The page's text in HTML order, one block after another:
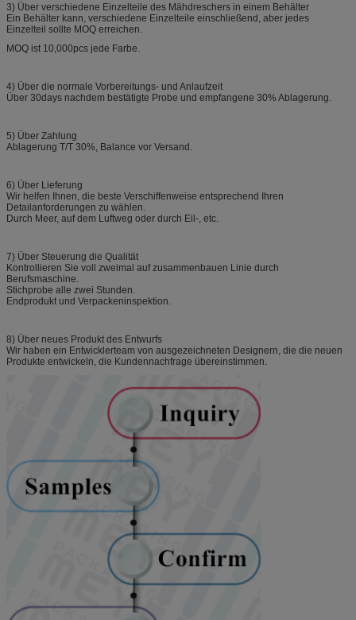
3) Über verschiedene Einzelteile des Mähdreschers in einem Behälter
Ein Behälter kann, verschiedene Einzelteile einschließend, aber jedes
Einzelteil sollte MOQ erreichen.
MOQ ist 10,000pcs jede Farbe.
4) Über die normale Vorbereitungs- und Anlaufzeit
Über 30days nachdem bestätigte Probe und empfangene 30% Ablagerung.
5) Über Zahlung
Ablagerung T/T 30%, Balance vor Versand.
6) Über Lieferung
Wir helfen Ihnen, die beste Verschiffenweise entsprechend Ihren
Detailanforderungen zu wählen.
Durch Meer, auf dem Luftweg oder durch Eil-, etc.
7) Über Steuerung die Qualität
Kontrollieren Sie voll zweimal auf zusammenbauen Linie durch
Berufsmaschine.
Stichprobe alle zwei Stunden.
Endprodukt und Verpackeninspektion.
8) Über neues Produkt des Entwurfs
Wir haben ein Entwicklerteam von ausgezeichneten Designern, die die neuen
Produkte entwickeln, die Kundennachfrage übereinstimmen.